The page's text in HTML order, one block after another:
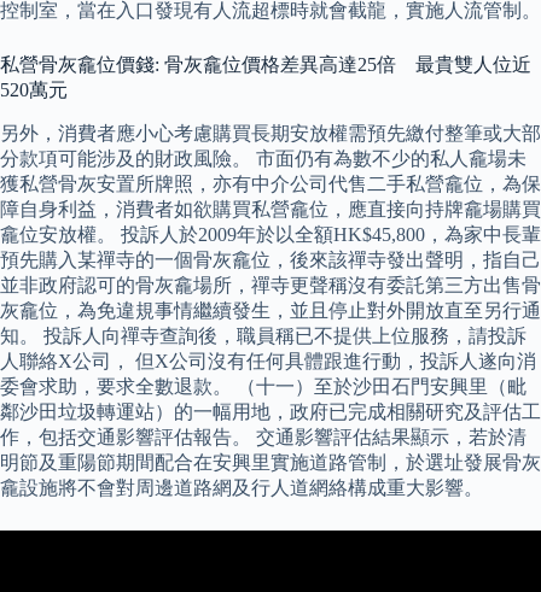
控制室，當在入口發現有人流超標時就會截龍，實施人流管制。
私營骨灰龕位價錢: 骨灰龕位價格差異高達25倍 最貴雙人位近
520萬元
另外，消費者應小心考慮購買長期安放權需預先繳付整筆或大部
分款項可能涉及的財政風險。 市面仍有為數不少的私人龕場未
獲私營骨灰安置所牌照，亦有中介公司代售二手私營龕位，為保
障自身利益，消費者如欲購買私營龕位，應直接向持牌龕場購買
龕位安放權。 投訴人於2009年於以全額HK$45,800，為家中長輩
預先購入某禪寺的一個骨灰龕位，後來該禪寺發出聲明，指自己
並非政府認可的骨灰龕場所，禪寺更聲稱沒有委託第三方出售骨
灰龕位，為免違規事情繼續發生，並且停止對外開放直至另行通
知。 投訴人向禪寺查詢後，職員稱已不提供上位服務，請投訴
人聯絡X公司， 但X公司沒有任何具體跟進行動，投訴人遂向消
委會求助，要求全數退款。 （十一）至於沙田石門安興里（毗
鄰沙田垃圾轉運站）的一幅用地，政府已完成相關研究及評估工
作，包括交通影響評估報告。 交通影響評估結果顯示，若於清
明節及重陽節期間配合在安興里實施道路管制，於選址發展骨灰
龕設施將不會對周邊道路網及行人道網絡構成重大影響。